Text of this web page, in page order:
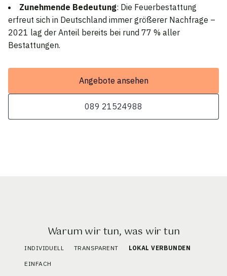
Zunehmende Bedeutung: Die Feuerbestattung
erfreut sich in Deutschland immer größerer Nachfrage –
2021 lag der Anteil bereits bei rund 77 % aller
Bestattungen.
Angebote ansehen
089 21524988
Warum wir tun, was wir tun
INDIVIDUELL TRANSPARENT LOKAL VERBUNDEN
EINFACH